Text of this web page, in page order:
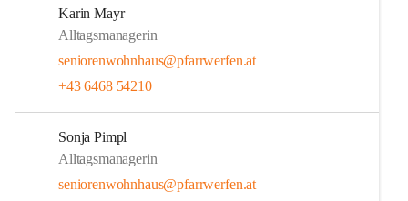
Karin Mayr
Alltagsmanagerin
seniorenwohnhaus@pfarrwerfen.at
+43 6468 54210
Sonja Pimpl
Alltagsmanagerin
seniorenwohnhaus@pfarrwerfen.at